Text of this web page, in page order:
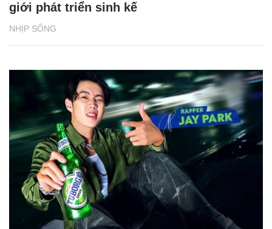
NHỊP SỐNG
giới phát triển sinh kế